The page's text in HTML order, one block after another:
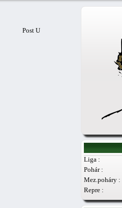
Post U
Liga :
Pohár :
Mez.poháry :
Repre :